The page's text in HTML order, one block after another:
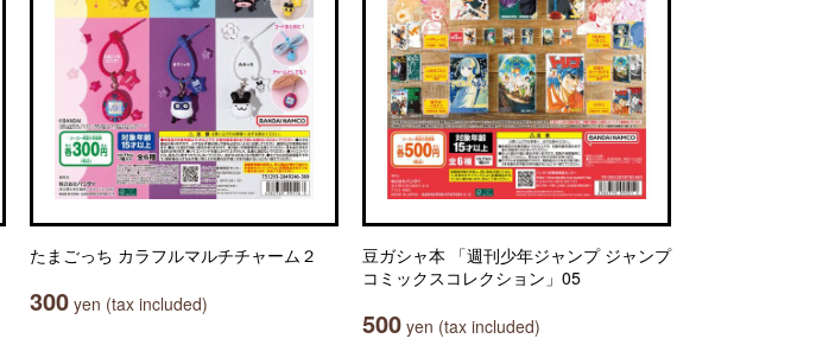
たまごっち カラフルマルチチャーム２
300 yen (tax included)
豆ガシャ本 「週刊少年ジャンプ ジャンプ
コミックスコレクション」05
500 yen (tax included)